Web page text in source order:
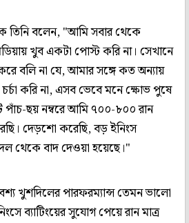
তিনি বলেন, "আমি সবার থেকে
খুব একটা পোস্ট করি না। সেখানে
বলি না যে, আমার সঙ্গে কত অন্যায়
করি না, এসব ভেবে মনে ক্ষোভ পুষে
পাঁচ-ছয় নম্বরে আমি ৭০০-৮০০ রান
দেড়শো করেছি, বড় ইনিংস
থেকে বাদ দেওয়া হয়েছে।"
খুশদিলের পারফরম্যান্স তেমন ভালো
ব্যাটিংয়ের সুযোগ পেয়ে রান মাত্র